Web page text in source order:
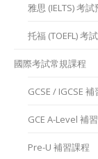
雅思 (IELTS) 考
托福 (TOEFL) 考
國際考試常規課程
GCSE / IGCSE
GCE A-Level 補
Pre-U 補習課程